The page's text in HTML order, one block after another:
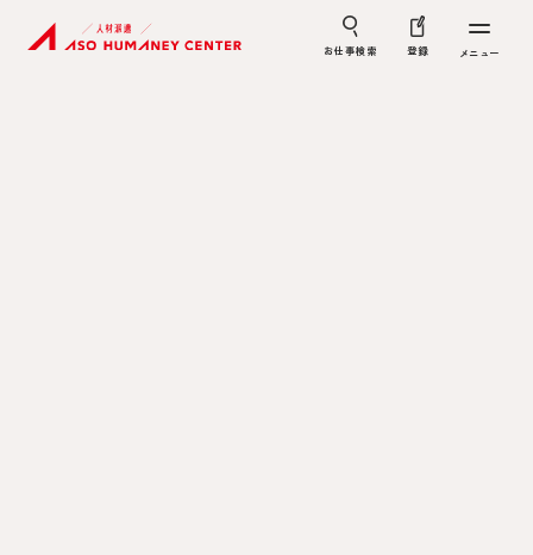
お仕事検索 登録